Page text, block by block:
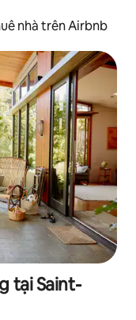
nhà trên Airbnb
tại Saint-